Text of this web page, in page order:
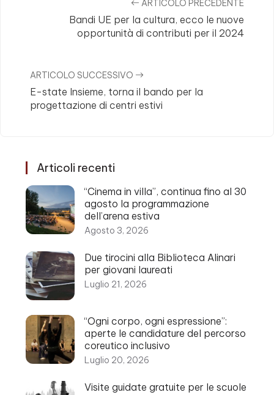
ARTICOLO PRECEDENTE
Bandi UE per la cultura, ecco le nuove
opportunità di contributi per il 2024
ARTICOLO SUCCESSIVO
E-state Insieme, torna il bando per la
progettazione di centri estivi
Articoli recenti
“Cinema in villa”, continua fino al 30
agosto la programmazione
dell’arena estiva
Agosto 3, 2026
Due tirocini alla Biblioteca Alinari
per giovani laureati
Luglio 21, 2026
“Ogni corpo, ogni espressione”:
aperte le candidature del percorso
coreutico inclusivo
Luglio 20, 2026
Visite guidate gratuite per le scuole